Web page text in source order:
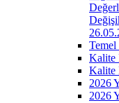
Kalite
Kalite
2026
2026